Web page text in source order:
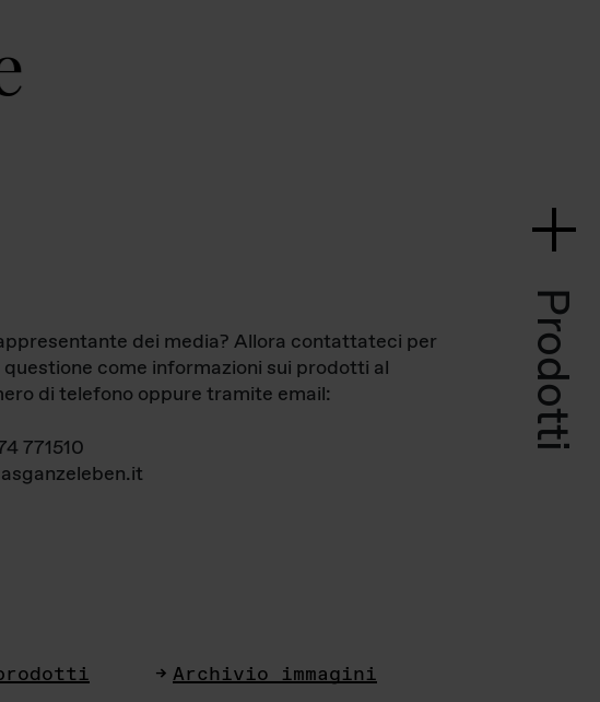
z
Prodotti
dei media? Allora contattateci per
come informazioni sui prodotti al
di telefono oppure tramite email:
771510
Archivio immagini